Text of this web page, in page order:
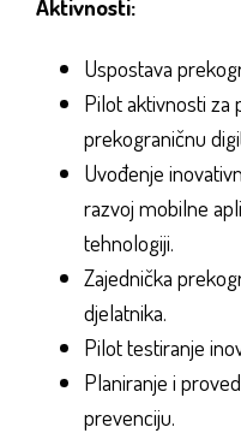
Aktivnosti:
Uspostava
Pilot aktivnosti za
prekograničnu
Uvođenje
razvoj mobilne
tehnologiji.
Zajednička
djelatnika.
Pilot testiranje
Planiranje i
prevenciju.